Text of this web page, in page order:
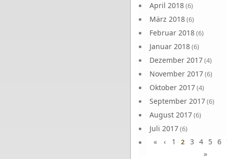
April 2018(6)
März 2018(6)
Februar 2018(6)
Januar 2018(6)
Dezember 2017(4)
November 2017(6)
Oktober 2017(4)
September 2017(6)
August 2017(6)
Juli 2017(6)
Juni 2017(6)
« ‹ 1 2 3 4 5 6
»